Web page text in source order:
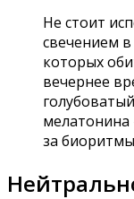
Не стоит
свечением в
которых
вечернее
мелатонина
за